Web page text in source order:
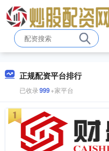
正规配资平台排行
已收录999+家平台